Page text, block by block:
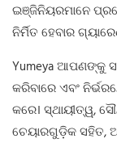
ଇଞ୍ଜିନିୟରମାନେ
ନିର୍ମିତ ହେବାର
Yumeya ଆପଣଙ୍କୁ
କରିବାରେ ଏବଂ
କରେ। ସ୍ଥାୟୀତ୍ୱ,
ଚେୟାରଗୁଡ଼ିକ ସହିତ,